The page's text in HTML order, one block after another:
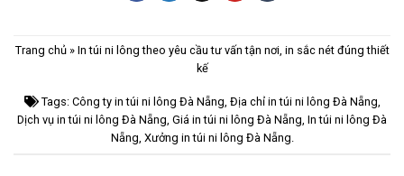
Trang chủ» In túi ni lông theo yêu cầu tư vấn tận nơi, in sắc nét đúng thiết
kế
Tags: Công ty in túi ni lông Đà Nẵng Địa chỉ in túi ni lông Đà Nẵng
Dịch vụ in túi ni lông Đà Nẵng Giá in túi ni lông Đà Nẵng In túi ni lông Đà
Nẵng Xưởng in túi ni lông Đà Nẵng